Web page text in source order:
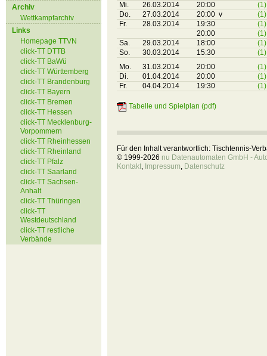
Archiv
Wettkampfarchiv
Links
Homepage TTVN
click-TT DTTB
click-TT BaWü
click-TT Württemberg
click-TT Brandenburg
click-TT Bayern
click-TT Bremen
click-TT Hessen
click-TT Mecklenburg-
Vorpommern
click-TT Rheinhessen
click-TT Rheinland
click-TT Pfalz
click-TT Saarland
click-TT Sachsen-
Anhalt
click-TT Thüringen
click-TT
Westdeutschland
click-TT restliche
Verbände
Mi.
26.03.2014 20:00
(1)
Do.
27.03.2014 20:00 v
(1)
Fr.
28.03.2014 19:30
(1)
20:00
(1)
Sa.
29.03.2014 18:00
(1)
So.
30.03.2014 15:30
(1)
Mo.
31.03.2014 20:00
(1)
Di.
01.04.2014 20:00
(1)
Fr.
04.04.2014 19:30 (1)
Tabelle und Spielplan (pdf)
Für den Inhalt verantwortlich: Tischtennis-
© 1999-2026 nu Datenautomaten GmbH -
Kontakt, Impressum, Datenschutz